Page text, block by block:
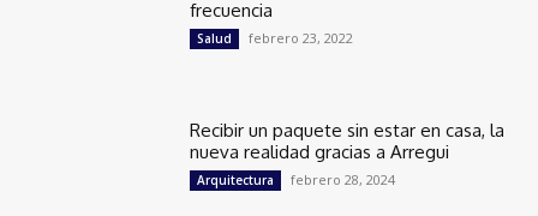
frecuencia
Salud febrero 23, 2022
Recibir un paquete sin estar en casa, la
nueva realidad gracias a Arregui
Arquitectura febrero 28, 2024